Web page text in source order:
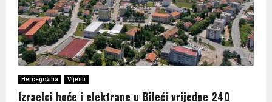
Hercegovina Vijesti
Izraelci hoće i elektrane u Bileći vrijedne 240